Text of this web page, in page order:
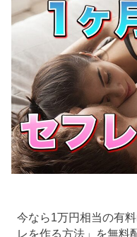
今なら1万円相当の有
レを作る方法」を無料